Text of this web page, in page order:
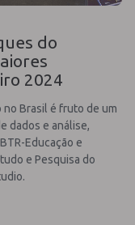
do
2024
no Brasil é fruto de um
dados e análise,
Educação e
e Pesquisa do